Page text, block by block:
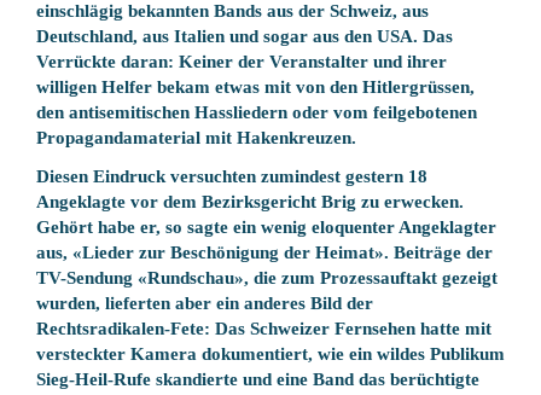
einschlägig bekannten Bands aus der Schweiz, aus
Deutschland, aus Italien und sogar aus den USA. Das
Verrückte daran: Keiner der Veranstalter und ihrer
willigen Helfer bekam etwas mit von den Hitlergrüssen,
den antisemitischen Hassliedern oder vom feilgebotenen
Propagandamaterial mit Hakenkreuzen.
Diesen Eindruck versuchten zumindest gestern 18
Angeklagte vor dem Bezirksgericht Brig zu erwecken.
Gehört habe er, so sagte ein wenig eloquenter Angeklagter
aus, «Lieder zur Beschönigung der Heimat». Beiträge der
TV-Sendung «Rundschau», die zum Prozessauftakt gezeigt
wurden, lieferten aber ein anderes Bild der
Rechtsradikalen-Fete: Das Schweizer Fernsehen hatte mit
versteckter Kamera dokumentiert, wie ein wildes Publikum
Sieg-Heil-Rufe skandierte und eine Band das berüchtigte